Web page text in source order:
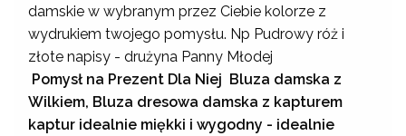
damskie w wybranym przez Ciebie kolorze z
wydrukiem twojego pomysłu. Np Pudrowy róż i
złote napisy - drużyna Panny Młodej
Pomysł na Prezent Dla Niej Bluza damska z
Wilkiem, Bluza dresowa damska z kapturem
kaptur idealnie miękki i wygodny - idealnie